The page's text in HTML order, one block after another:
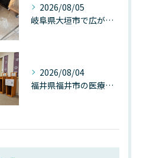
2026/08/05
岐阜県大垣市で広がる“深層カビ汚染”──なぜ除カビが必要なのか、建物内部で起きている見えない危機
2026/08/04
福井県福井市の医療施設で広がる“見えないカビ汚染”──なぜ除カビが必須なのか、その本質を徹底解説